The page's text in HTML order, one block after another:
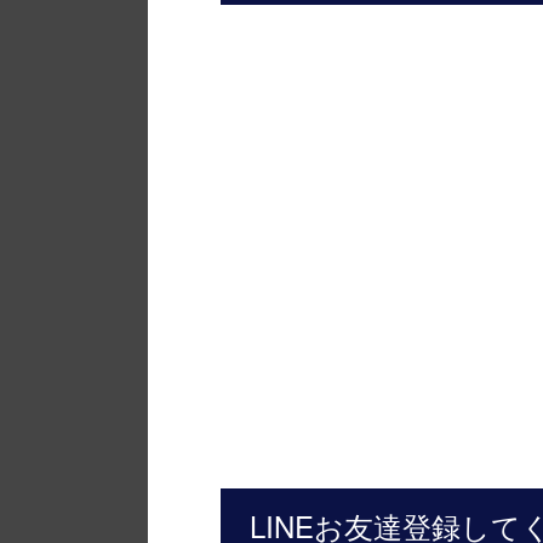
LINEお友達登録して